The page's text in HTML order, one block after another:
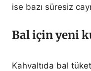
ise bazı süresiz
Bal için yeni
Kahvaltıda bal